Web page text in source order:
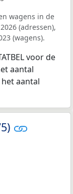
wagens in de
(adressen),
(wagens).
voor de
aantal
aantal